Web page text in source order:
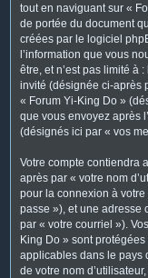
tout en naviguant sur «
de portée du document
créées par le logiciel
l’information que vous
être, et n’est pas limité à
invité (désignée ci-après
« Forum Yi-King Do »
que vous envoyez après
(désignés ici par « vos
Votre compte contiendra
après par « votre nom
pour la connexion à
passe »), et une adresse
par « votre courriel »).
King Do » sont
applicables dans le pays
de votre nom